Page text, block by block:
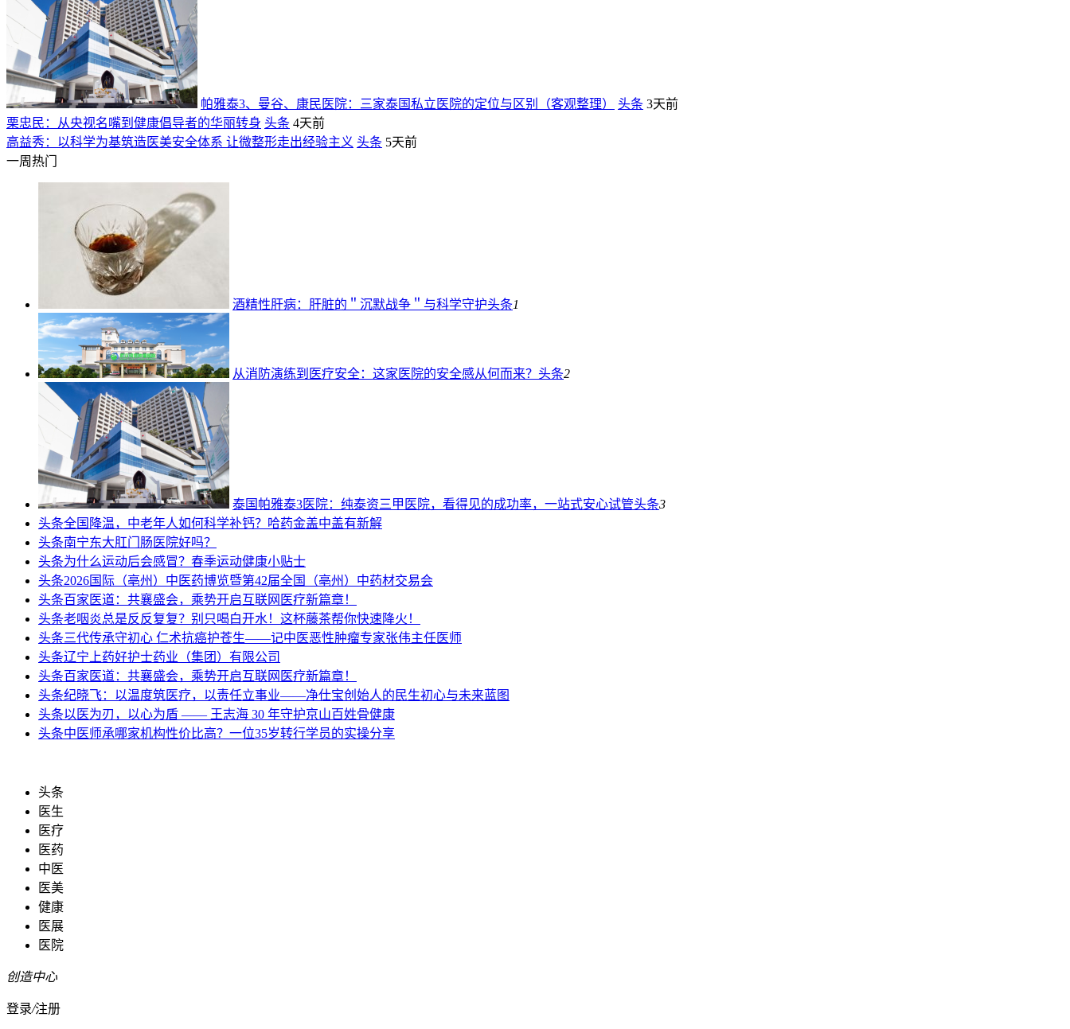
帕雅泰3、曼谷、康民医院：三家泰国私立医院的定位与区别（客观整理） 头条 3天前
栗忠民：从央视名嘴到健康倡导者的华丽转身 头条 4天前
高益秀：以科学为基筑造医美安全体系 让微整形走出经验主义 头条 5天前
一周热门
酒精性肝病：肝脏的＂沉默战争＂与科学守护头条1
从消防演练到医疗安全：这家医院的安全感从何而来？ 头条2
泰国帕雅泰3医院：纯泰资三甲医院，看得见的成功率，一站式安心试管头条3
头条全国降温，中老年人如何科学补钙？哈药金盖中盖有新解
头条南宁东大肛门肠医院好吗？
头条为什么运动后会感冒？春季运动健康小贴士
头条2026国际（亳州）中医药博览暨第42届全国（亳州）中药材交易会
头条百家医道：共襄盛会，乘势开启互联网医疗新篇章！
头条老咽炎总是反反复复？别只喝白开水！这杯藤茶帮你快速降火！
头条三代传承守初心 仁术抗癌护苍生——记中医恶性肿瘤专家张伟主任医师
头条辽宁上药好护士药业（集团）有限公司
头条百家医道：共襄盛会，乘势开启互联网医疗新篇章！
头条纪晓飞：以温度筑医疗，以责任立事业——净仕宝创始人的民生初心与未来蓝图
头条以医为刃，以心为盾 —— 王志海 30 年守护京山百姓骨健康
头条中医师承哪家机构性价比高？一位35岁转行学员的实操分享
头条
医生
医疗
医药
中医
医美
健康
医展
医院
创造中心
登录/注册